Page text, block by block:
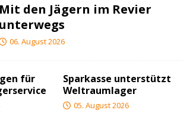
Mit den Jägern im Revier
unterwegs
06. August 2026
für
Sparkasse unterstützt
Weltraumlager
05. August 2026